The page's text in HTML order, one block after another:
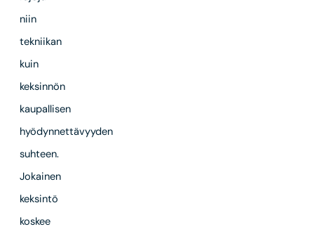
niin
tekniikan
kuin
keksinnön
kaupallisen
hyödynnettävyyden
suhteen.
Jokainen
keksintö
koskee